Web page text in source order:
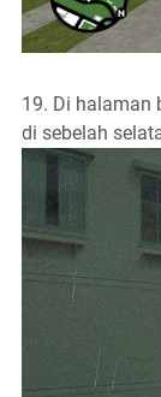
19. Di halaman
di sebelah